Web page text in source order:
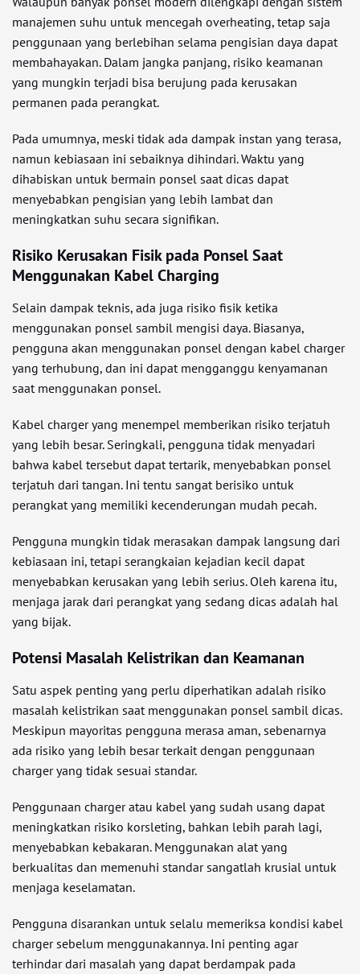
manajemen suhu untuk mencegah overheating, tetap saja
penggunaan yang berlebihan selama pengisian daya dapat
membahayakan. Dalam jangka panjang, risiko keamanan
yang mungkin terjadi bisa berujung pada kerusakan
permanen pada perangkat.
Pada umumnya, meski tidak ada dampak instan yang terasa,
namun kebiasaan ini sebaiknya dihindari. Waktu yang
dihabiskan untuk bermain ponsel saat dicas dapat
menyebabkan pengisian yang lebih lambat dan
meningkatkan suhu secara signifikan.
Risiko Kerusakan Fisik pada Ponsel Saat
Menggunakan Kabel Charging
Selain dampak teknis, ada juga risiko fisik ketika
menggunakan ponsel sambil mengisi daya. Biasanya,
pengguna akan menggunakan ponsel dengan kabel charger
yang terhubung, dan ini dapat mengganggu kenyamanan
saat menggunakan ponsel.
Kabel charger yang menempel memberikan risiko terjatuh
yang lebih besar. Seringkali, pengguna tidak menyadari
bahwa kabel tersebut dapat tertarik, menyebabkan ponsel
terjatuh dari tangan. Ini tentu sangat berisiko untuk
perangkat yang memiliki kecenderungan mudah pecah.
Pengguna mungkin tidak merasakan dampak langsung dari
kebiasaan ini, tetapi serangkaian kejadian kecil dapat
menyebabkan kerusakan yang lebih serius. Oleh karena itu,
menjaga jarak dari perangkat yang sedang dicas adalah hal
yang bijak.
Potensi Masalah Kelistrikan dan Keamanan
Satu aspek penting yang perlu diperhatikan adalah risiko
masalah kelistrikan saat menggunakan ponsel sambil dicas.
Meskipun mayoritas pengguna merasa aman, sebenarnya
ada risiko yang lebih besar terkait dengan penggunaan
charger yang tidak sesuai standar.
Penggunaan charger atau kabel yang sudah usang dapat
meningkatkan risiko korsleting, bahkan lebih parah lagi,
menyebabkan kebakaran. Menggunakan alat yang
berkualitas dan memenuhi standar sangatlah krusial untuk
menjaga keselamatan.
Pengguna disarankan untuk selalu memeriksa kondisi kabel
charger sebelum menggunakannya. Ini penting agar
terhindar dari masalah yang dapat berdampak pada